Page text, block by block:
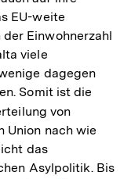
EU-weite
Einwohnerzahl
viele
dagegen
Somit ist die
von
Union nach wie
das
Asylpolitik. Bis